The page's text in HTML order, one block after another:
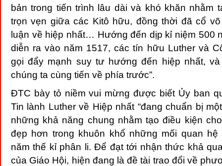
bản trong tiến trình lâu dài và khó khăn nhằm
trọn vẹn giữa các Kitô hữu, đồng thời đã cổ
luận về hiệp nhất… Hướng đến dịp kỉ niệm 500
diễn ra vào năm 1517, các tín hữu Luther và
gọi đẩy mạnh suy tư hướng đến hiệp nhất,
chúng ta cùng tiến về phía trước”.
ĐTC bày tỏ niềm vui mừng được biết Ủy ban
Tin lành Luther về Hiệp nhất “đang chuẩn bị
những khả năng chung nhằm tạo điều kiện
đẹp hơn trong khuôn khổ những mối quan hệ
năm thế kỉ phân li. Để đạt tới nhận thức khả
của Giáo Hội, hiện đang là đề tài trao đổi về